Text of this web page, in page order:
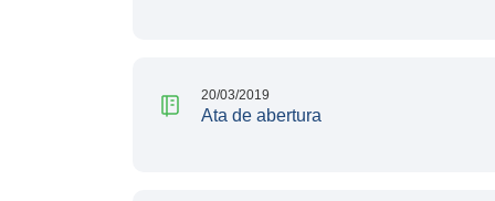
20/03/2019
Ata de abertura